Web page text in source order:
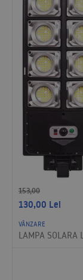
153,00
130,00 Lei
VÂNZARE
LAMPA SOLARA